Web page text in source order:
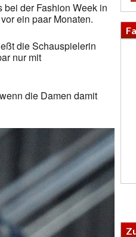
bei der Fashion Week in
ein paar Monaten.
die Schauspielerin
nur mit
die Damen damit